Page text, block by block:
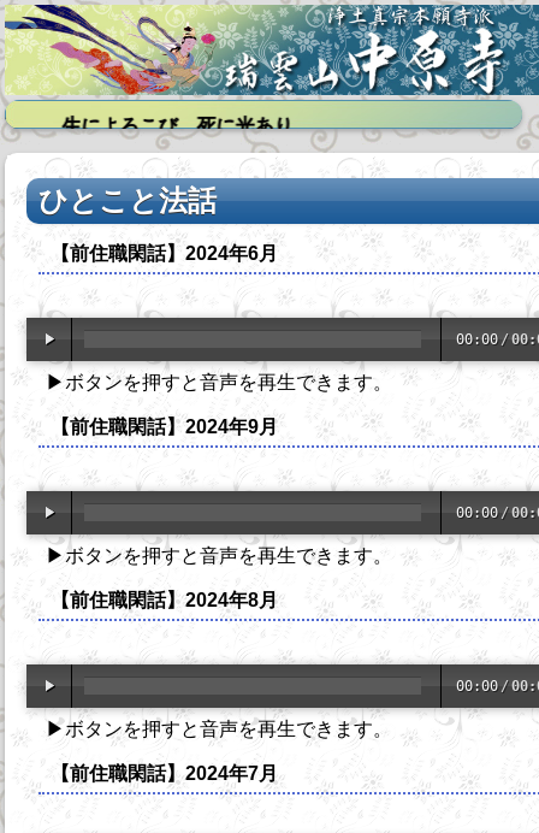
こび 死に光あり
ひとこと法話
【前住職閑話】2024年6月
00:00 /
▶ボタンを押すと音声を再生できます。
【前住職閑話】2024年9月
00:00 /
▶ボタンを押すと音声を再生できます。
【前住職閑話】2024年8月
00:00 /
▶ボタンを押すと音声を再生できます。
【前住職閑話】2024年7月